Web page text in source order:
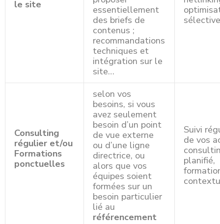
le site
essentiellement
des briefs de
contenus ;
recommandations
techniques et
intégration sur le
site…
Consulting
régulier et/ou
Formations
ponctuelles
selon vos
besoins, si vous
avez seulement
besoin d’un point
de vue externe
ou d’une ligne
directrice, ou
alors que vos
équipes soient
formées sur un
besoin particulier
lié au
référencement
Suivi
de vos
planifié,